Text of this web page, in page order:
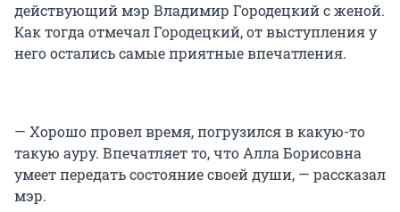
действующий мэр Владимир Городецкий с женой.
Как тогда отмечал Городецкий, от выступления у
него остались самые приятные впечатления.
— Хорошо провел время, погрузился в какую-то
такую ауру. Впечатляет то, что Алла Борисовна
умеет передать состояние своей души, — рассказал
мэр.